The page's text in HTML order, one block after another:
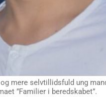
mere selvtillidsfuld ung
”Familier i beredskabet”.